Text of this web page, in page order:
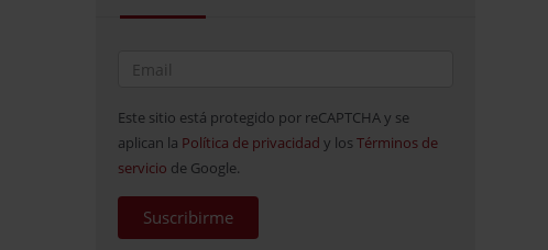
Este sitio está protegido por reCAPTCHA y se
aplican la Política de privacidad y losTérminos de
servicio de Google.
Suscribirme